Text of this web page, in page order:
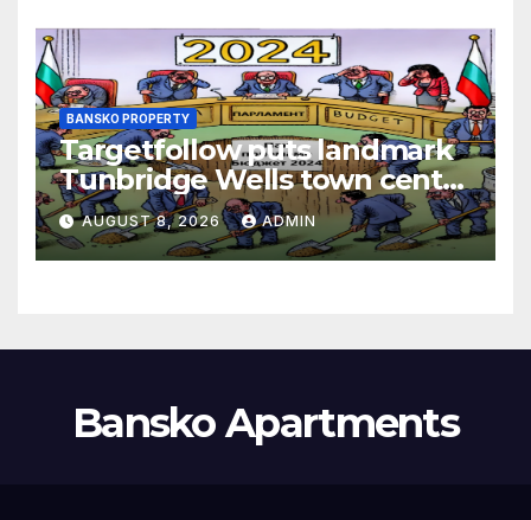
BANSKO PROPERTY
Targetfollow puts landmark
Tunbridge Wells town centre
estate up for sale
AUGUST 8, 2026 ADMIN
Bansko Apartments